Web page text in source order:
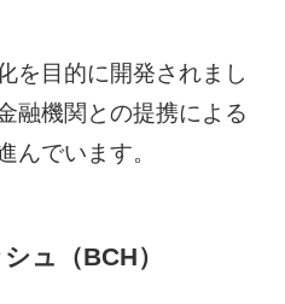
を目的に開発されまし
融機関との提携による
んでいます。
ュ（BCH）